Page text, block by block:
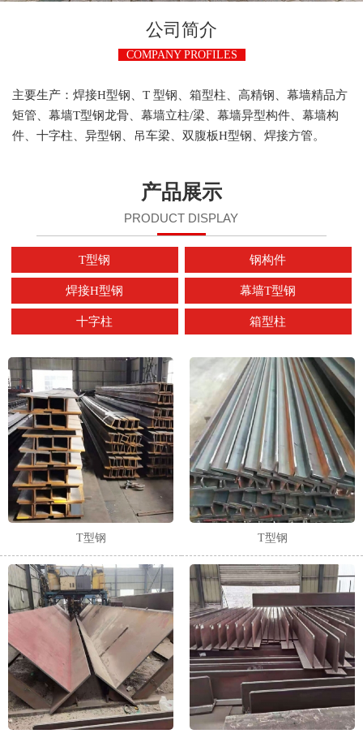
公司简介
COMPANY PROFILES
主要生产：焊接H型钢、T 型钢、箱型柱、高精钢、幕墙精品方
矩管、幕墙T型钢龙骨、幕墙立柱/梁、幕墙异型构件、幕墙构
件、十字柱、异型钢、吊车梁、双腹板H型钢、焊接方管。
产品展示
PRODUCT DISPLAY
T型钢 钢构件
焊接H型钢 幕墙T型钢
十字柱 箱型柱
T型钢 T型钢